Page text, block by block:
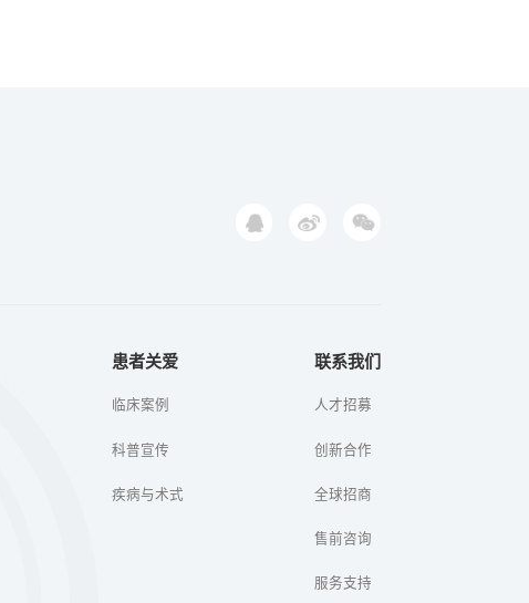
患者关爱
临床案例
科普宣传
疾病与术式
联系我们
人才招募
创新合作
全球招商
售前咨询
服务支持